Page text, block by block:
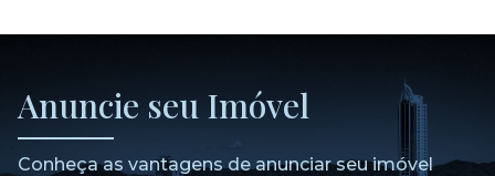
Anuncie seu Imóvel
Conheça as vantagens de anunciar seu imóvel